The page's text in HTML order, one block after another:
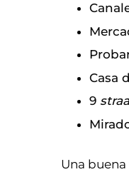
Casa
9
Una